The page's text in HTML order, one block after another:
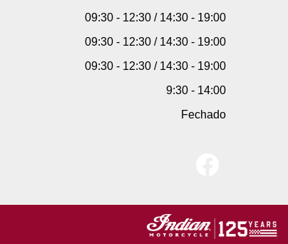
09:30 - 12:30 / 14:30 - 19:00
09:30 - 12:30 / 14:30 - 19:00
09:30 - 12:30 / 14:30 - 19:00
9:30 - 14:00
Fechado